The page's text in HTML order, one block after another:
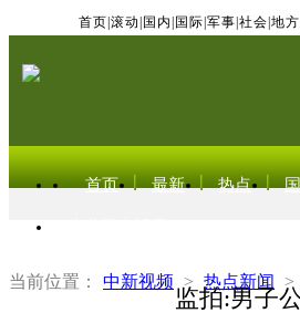
首页 滚动 国内 国际 军事 社会 地方
首页 最新 热点
当前位置： 中新视频 > 热点新闻 >
监拍:男子